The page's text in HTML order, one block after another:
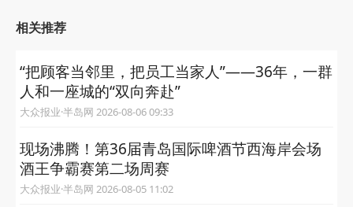
相关推荐
“把顾客当邻里，把员工当家人”——36年，一群
人和一座城的“双向奔赴”
大众报业·半岛网 2026-08-06 09:33
现场沸腾！第36届青岛国际啤酒节西海岸会场
酒王争霸赛第二场周赛
大众报业·半岛网 2026-08-05 11:02